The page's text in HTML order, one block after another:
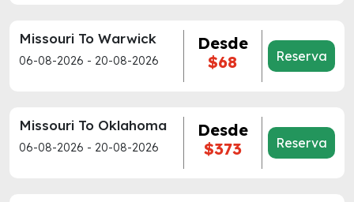
Missouri To Warwick
06-08-2026 - 20-08-2026
Desde
$68
Reserva
Missouri To Oklahoma
06-08-2026 - 20-08-2026
Desde
$373
Reserva